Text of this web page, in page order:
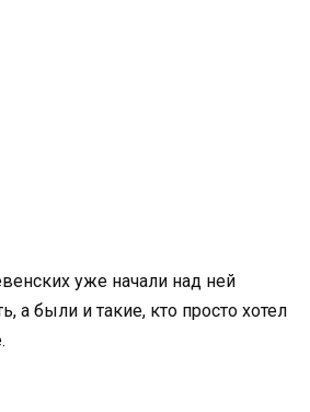
уже начали над ней
а были и такие, кто просто хотел